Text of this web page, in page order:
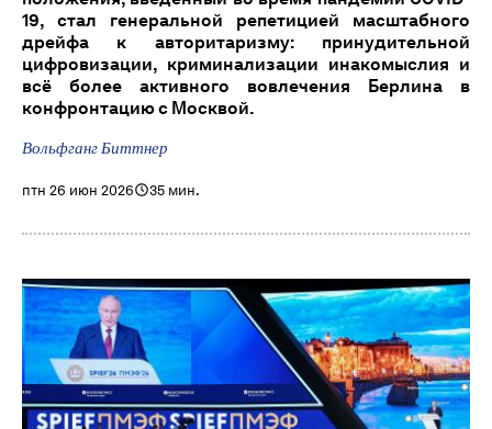
19, стал генеральной репетицией масштабного
дрейфа к авторитаризму: принудительной
цифровизации, криминализации инакомыслия и
всё более активного вовлечения Берлина в
конфронтацию с Москвой.
Вольфганг Биттнер
птн 26 июн 2026 35 мин.